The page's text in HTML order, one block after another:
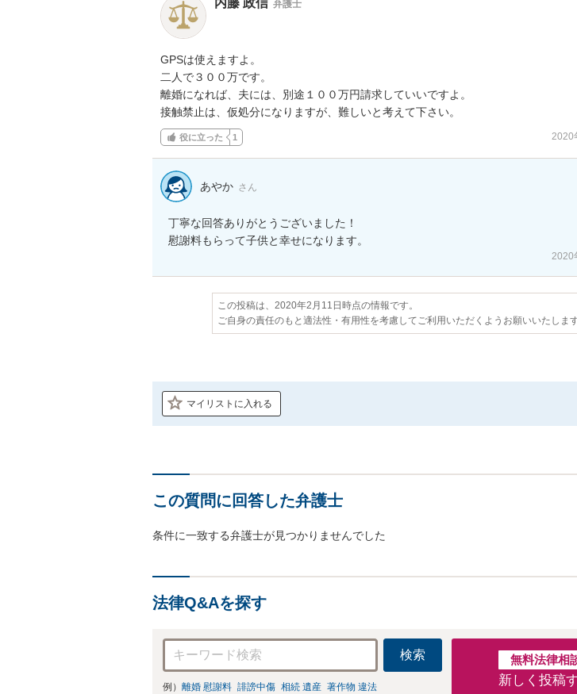
弁護士
GPSは使えますよ。
二人で３００万です。
離婚になれば、夫には、別途１００万円請求していいですよ。
接触禁止は、仮処分になりますが、難しいと考えて下さい。
役に立った 1 2020
あやか さん
丁寧な回答ありがとうございました！
慰謝料もらって子供と幸せになります。
2020
この投稿は、2020年2月11日時点の情報です。
ご自身の責任のもと適法性・有用性を考慮してご利用いただくようお願いいたします
マイリストに入れる
この質問に回答した弁護士
条件に一致する弁護士が見つかりませんでした
法律Q&Aを探す
検索
例） 離婚 慰謝料 誹謗中傷 相続 遺産 著作物 違法
無料法律相
新しく投稿